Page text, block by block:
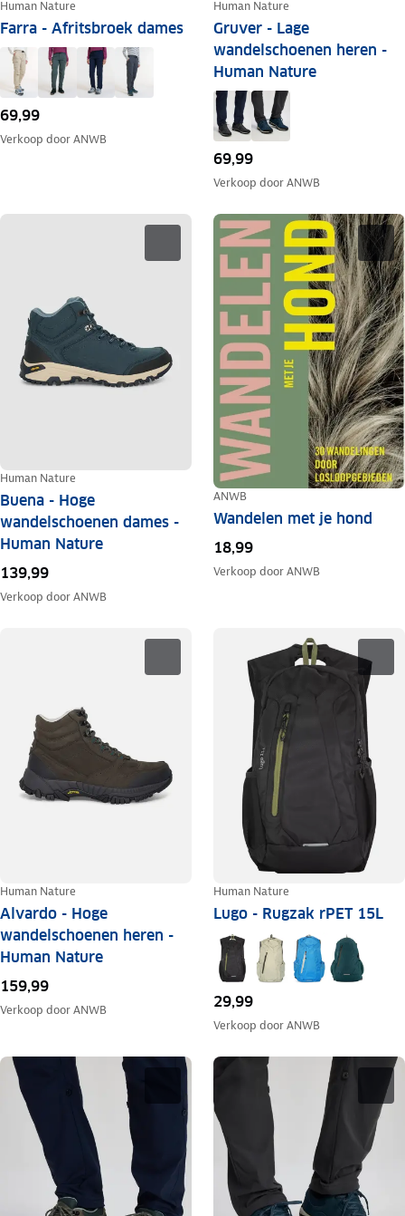
Human Nature
Farra - Afritsbroek dames
69,99
Verkoop doorANWB
Human Nature
Gruver - Lage
wandelschoenen heren -
Human Nature
69,99
Verkoop doorANWB
Human Nature
Buena - Hoge
wandelschoenen dames -
Human Nature
139,99
Verkoop doorANWB
ANWB
Wandelen met je hond
18,99
Verkoop doorANWB
Human Nature
Alvardo - Hoge
wandelschoenen heren -
Human Nature
159,99
Verkoop doorANWB
Human Nature
Lugo - Rugzak rPET 15L
29,99
Verkoop doorANWB